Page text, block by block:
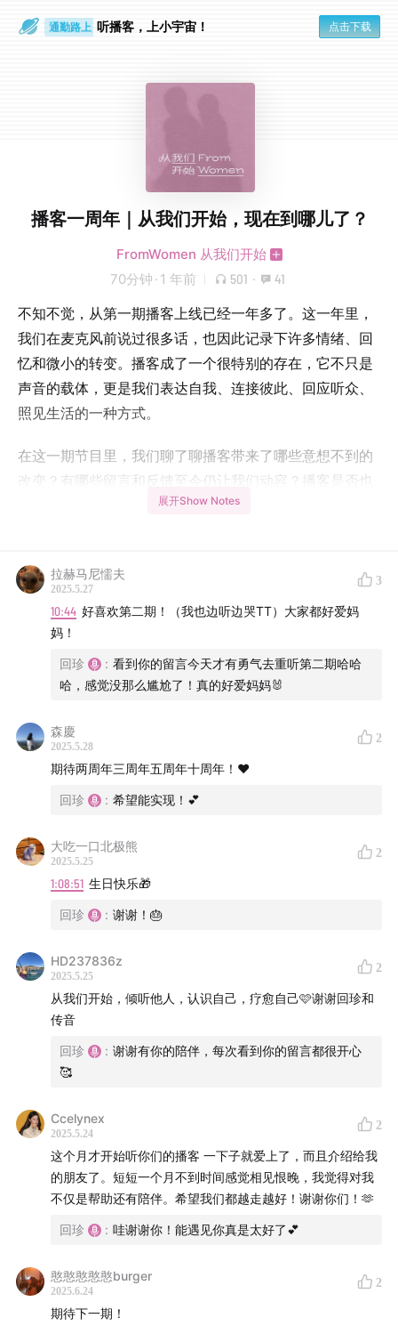
通勤路上 听播客，上小宇宙！ 点击下载
播客一周年｜从我们开始，现在到哪儿了？
FromWomen 从我们开始
70分钟 · 1 年前 501 · 41
不知不觉，从第一期播客上线已经一年多了。这一年里，
我们在麦克风前说过很多话，也因此记录下许多情绪、回
忆和微小的转变。播客成了一个很特别的存在，它不只是
声音的载体，更是我们表达自我、连接彼此、回应听众、
照见生活的一种方式。
在这一期节目里，我们聊了聊播客带来了哪些意想不到的
改变？有哪些留言和反馈至今仍让我们动容？播客是否也
悄悄地影响了我们之间的关系，甚至帮助我们接纳了那个
来的轻轻展望。
如果说每一期节目浓缩了我们生活中的某个切面，那这些
我们还在路上，也还在继续从我们开始，到生活中去。谢
这一年里，你和自己、与TA人、与生活的关系发生了哪些
变化？对我们和我们的节目又有什么话想说呢？也欢迎大
家在评论区留言，和我们聊聊这一年来你的以及你和我们
本期 bgm：
Sway Together (Instrumental Version) - Hannah
Juanita
剪辑：回珍&传音 后期：陈若彤
从我们开始，到生活中去。
「FromWomen 从我们开始」是一档关注女性生活的播
客，分享我们自己和身边朋友的故事。主播回珍和传音是
两个三十多岁的女的，来自不同的小镇，留英近十年，目
回珍和传音，是我们外婆和姥姥的名字，她们都是普通得
不能再普通的女性，除了家人大概不会有人记得她们的名
展开Show Notes
拉赫马尼懦夫
2025.5.27
3
10:44 好喜欢第二期！（我也边听边哭TT）大家都好爱妈
妈！
回珍 : 看到你的留言今天才有勇气去重听第二期哈哈
哈，感觉没那么尴尬了！真的好爱妈妈🐰
森慶
2025.5.28
2
期待两周年三周年五周年十周年！❤️
回珍 : 希望能实现！💕
大吃一口北极熊
2025.5.25
2
1:08:51 生日快乐🎁
回珍 : 谢谢！🎂
HD237836z
2025.5.25
2
从我们开始，倾听他人，认识自己，疗愈自己🩷谢谢回珍和
传音
回珍 : 谢谢有你的陪伴，每次看到你的留言都很开心
🥰
Ccelynex
2025.5.24
2
这个月才开始听你们的播客 一下子就爱上了，而且介绍给我
的朋友了。短短一个月不到时间感觉相见恨晚，我觉得对我
不仅是帮助还有陪伴。希望我们都越走越好！谢谢你们！🫶
回珍 : 哇谢谢你！能遇见你真是太好了💕
憨憨憨憨憨burger
2025.6.24
2
期待下一期！